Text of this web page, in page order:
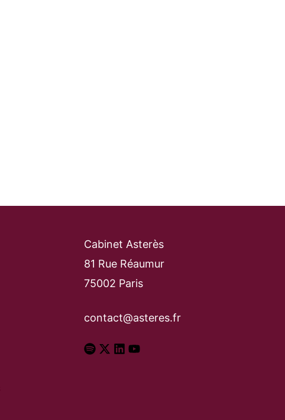
Cabinet Asterès
81 Rue Réaumur
75002 Paris
contact@asteres.fr